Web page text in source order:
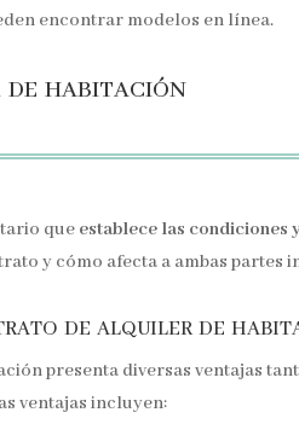
encontrar modelos en línea.
habitación
que establece las condiciones
y cómo afecta a ambas partes
de alquiler de
presenta diversas ventajas
ventajas incluyen: